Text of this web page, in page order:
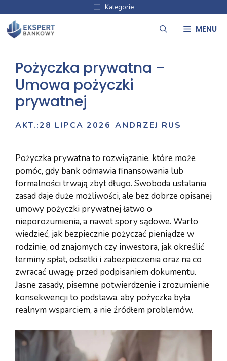
treści
Kategorie
MENU
Pożyczka prywatna –
Umowa pożyczki
prywatnej
AKT.:28 LIPCA 2026 ANDRZEJ RUS
Pożyczka prywatna to rozwiązanie, które może
pomóc, gdy bank odmawia finansowania lub
formalności trwają zbyt długo. Swoboda ustalania
zasad daje duże możliwości, ale bez dobrze opisanej
umowy pożyczki prywatnej łatwo o
nieporozumienia, a nawet spory sądowe. Warto
wiedzieć, jak bezpiecznie pożyczać pieniądze w
rodzinie, od znajomych czy inwestora, jak określić
terminy spłat, odsetki i zabezpieczenia oraz na co
zwracać uwagę przed podpisaniem dokumentu.
Jasne zasady, pisemne potwierdzenie i zrozumienie
konsekwencji to podstawa, aby pożyczka była
realnym wsparciem, a nie źródłem problemów.